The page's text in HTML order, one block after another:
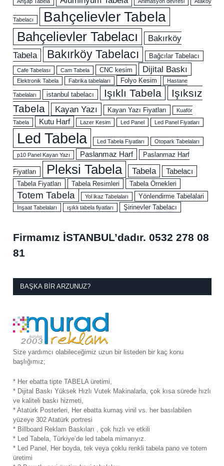
Tabelacı Bahçelievler Tabela
Bahçelievler Tabelacı
Bakırköy
Tabela
Bakırköy Tabelacı Bağcılar Tabelacı
Cafe Tabelası Cam Tabela CNC kesim Dijital Baskı
Elektronik Tabela Fabrika tabelaları Folyo Kesim Hastane
Tabelaları istanbul tabelacı Işıklı Tabela
Işıksız
Tabela
Kayan Yazı Kayan Yazı Fiyatları
Kuaför
Tabela
Kutu Harf Lazer Kesim Led Panel Led Panel Fiyatları
Led Tabela Led Tabela Fiyatları Otopark Tabelaları
p10 Panel Kayan Yazı Paslanmaz Harf Paslanmaz Harf
Fiyatları Pleksi Tabela Tabela Tabelacı
Tabela Fiyatları Tabela Resimleri Tabela Örnekleri
Totem Tabela Yol ikaz Tabelaları Yönlendirme Tabelalari
İnşaat Tabelaları ışıklı tabela fiyatları Şirinevler Tabelacı
Firmamız İSTANBUL’dadır. 0532 278 08
81
BAŞKA BIR ARZUNUZ?
Size yardımcı olabileceğimiz uzun bir listeden bir kaç konu
başlığımız;
* Her ebatta tipte TABELA üretimi,
* Dijital Baskı Yüksek Hızlı Vutek Makinalarla, çok kısa sürede hızlı
ve kaliteli baskı hizmeti,
* Atatürk Posterleri, Her ebatta kumaş vinil vs. her basılabilen
yüzeye 302 Atatürk portresi
* Billboard Reklam Baskıları , çok hızlı ve etkili
* Led Tabela, Türkiye’de led tabela mimarıyız.
* Led Panel, Her boyda, tek veya çoklu renkli tabela pano ve totem
üretimi